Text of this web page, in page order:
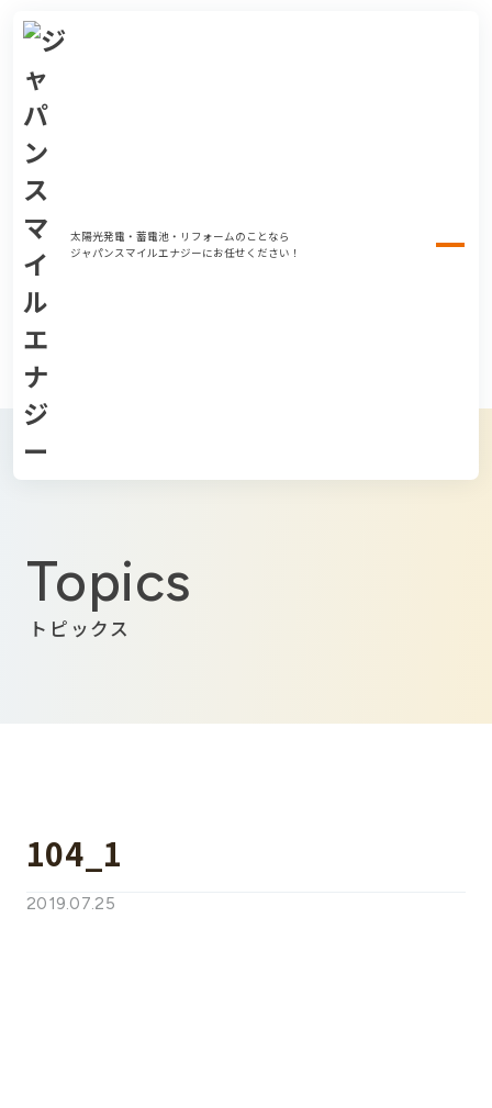
太陽光発電・蓄電池・リフォームのことなら
ジャパンスマイルエナジーにお任せください！
Topics
トピックス
104_1
2019.07.25